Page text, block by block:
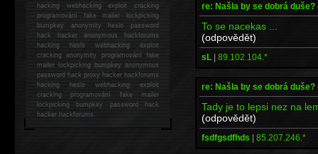
re: Našla by se dobrá
To se nacekas ...
(odpovědět)
sL | 89.102.104.*
re: Našla by se dobrá
Tady je to lepsi nez na
(odpovědět)
fsdfgsdfhds | 85.207.246.*
hackingwebhacking exploit cracking
programování fake mailer lockpicking
bumpkey anonymity heslo password
hackhacker anonymous hackforums
hackingheslo webhacking exploit
cracking anonymity programování fake
mailer lockpicking bumpkey anonymous
password hack proxy hacker hackforums
hacking heslo webhacking exploit
cracking programování fake mailer
lockpicking bumpkey password hack
hackerhackforums